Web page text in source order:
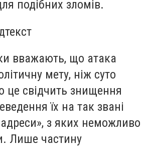
подібних зломів.
вважають, що атака
мету, ніж суто
це свідчить знищення
їх на так звані
з яких неможливо
Лише частину